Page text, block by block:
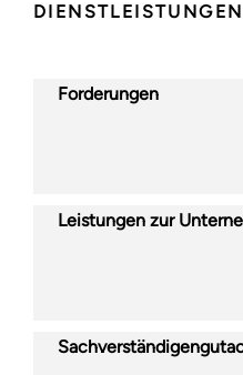
DIENSTLEISTUNGEN
Forderungen
Leistungen zur